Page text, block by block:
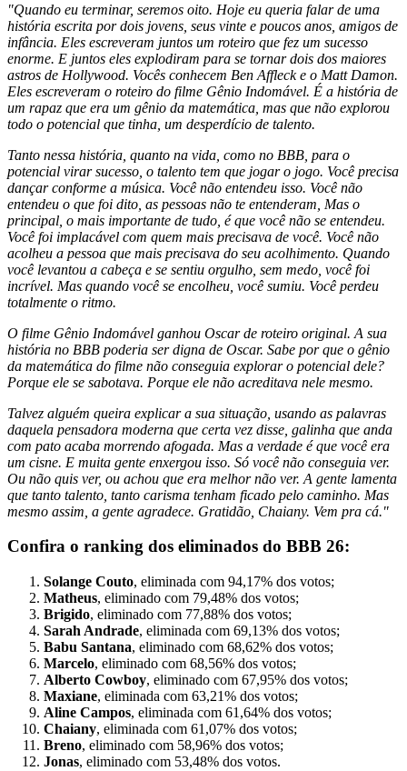
"Quando eu terminar, seremos oito. Hoje eu queria falar de uma
história escrita por dois jovens, seus vinte e poucos anos, amigos de
infância. Eles escreveram juntos um roteiro que fez um sucesso
enorme. E juntos eles explodiram para se tornar dois dos maiores
astros de Hollywood. Vocês conhecem Ben Affleck e o Matt Damon.
Eles escreveram o roteiro do filme Gênio Indomável. É a história de
um rapaz que era um gênio da matemática, mas que não explorou
todo o potencial que tinha, um desperdício de talento.
Tanto nessa história, quanto na vida, como no BBB, para o
potencial virar sucesso, o talento tem que jogar o jogo. Você precisa
dançar conforme a música. Você não entendeu isso. Você não
entendeu o que foi dito, as pessoas não te entenderam, Mas o
principal, o mais importante de tudo, é que você não se entendeu.
Você foi implacável com quem mais precisava de você. Você não
acolheu a pessoa que mais precisava do seu acolhimento. Quando
você levantou a cabeça e se sentiu orgulho, sem medo, você foi
incrível. Mas quando você se encolheu, você sumiu. Você perdeu
totalmente o ritmo.
O filme Gênio Indomável ganhou Oscar de roteiro original. A sua
história no BBB poderia ser digna de Oscar. Sabe por que o gênio
da matemática do filme não conseguia explorar o potencial dele?
Porque ele se sabotava. Porque ele não acreditava nele mesmo.
Talvez alguém queira explicar a sua situação, usando as palavras
daquela pensadora moderna que certa vez disse, galinha que anda
com pato acaba morrendo afogada. Mas a verdade é que você era
um cisne. E muita gente enxergou isso. Só você não conseguia ver.
Ou não quis ver, ou achou que era melhor não ver. A gente lamenta
que tanto talento, tanto carisma tenham ficado pelo caminho. Mas
mesmo assim, a gente agradece. Gratidão, Chaiany. Vem pra cá."
Confira o ranking dos eliminados do BBB 26:
Solange Couto, eliminada com 94,17% dos votos;
Matheus, eliminado com 79,48% dos votos;
Brigido, eliminado com 77,88% dos votos;
Sarah Andrade, eliminada com 69,13% dos votos;
Babu Santana, eliminado com 68,62% dos votos;
Marcelo, eliminado com 68,56% dos votos;
Alberto Cowboy, eliminado com 67,95% dos votos;
Maxiane, eliminada com 63,21% dos votos;
Aline Campos, eliminada com 61,64% dos votos;
Chaiany, eliminada com 61,07% dos votos;
Breno, eliminado com 58,96% dos votos;
Jonas, eliminado com 53,48% dos votos.